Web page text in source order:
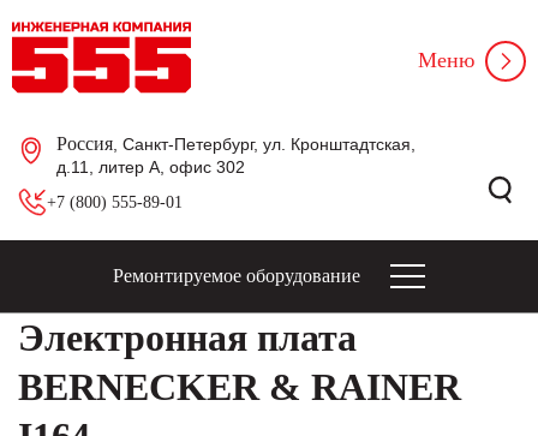
Россия , Санкт-Петербург, ул. Кронштадтская,
д.11, литер А, офис 302
+7 (800) 555-89-01
Меню
Ремонтируемое оборудование
Электронная плата
BERNECKER & RAINER